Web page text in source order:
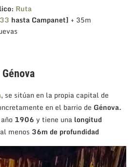
Ruta
hasta Campanet] + 35m
, se sitúan en la propia capital de
en el barrio de Génova.
1906 y tiene una longitud
menos 36m de profundidad